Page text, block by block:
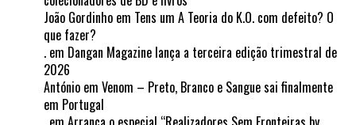
João Gordinho em Tens um A Teoria do K.O. com defeito? O
que fazer?
. em Dangan Magazine lança a terceira edição trimestral de
2026
António em Venom – Preto, Branco e Sangue sai finalmente
em Portugal